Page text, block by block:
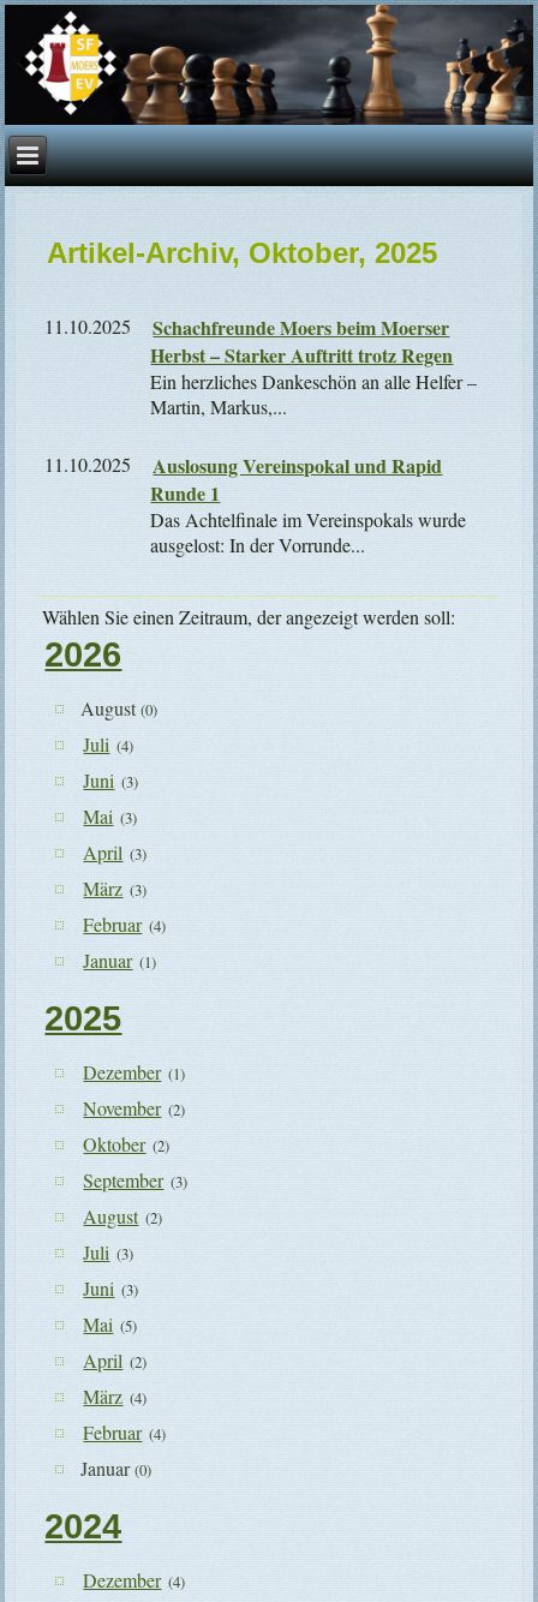
Artikel-Archiv, Oktober, 2025
11.10.2025
Schachfreunde Moers beim Moerser
Herbst – Starker Auftritt trotz Regen
Ein herzliches Dankeschön an alle Helfer –
Martin, Markus,...
11.10.2025
Auslosung Vereinspokal und Rapid
Runde 1
Das Achtelfinale im Vereinspokals wurde
ausgelost: In der Vorrunde...
Wählen Sie einen Zeitraum, der angezeigt werden soll:
2026
August(0)
Juli (4)
Juni (3)
Mai (3)
April (3)
März (3)
Februar (4)
Januar (1)
2025
Dezember (1)
November (2)
Oktober (2)
September (3)
August (2)
Juli (3)
Juni (3)
Mai (5)
April (2)
März (4)
Februar (4)
Januar(0)
2024
Dezember (4)